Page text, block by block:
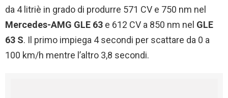
da 4 litriè in grado di produrre 571 CV e 750 nm nel
Mercedes-AMG GLE 63 e 612 CV a 850 nm nel GLE
63 S. Il primo impiega 4 secondi per scattare da 0 a
100 km/h mentre l’altro 3,8 secondi.